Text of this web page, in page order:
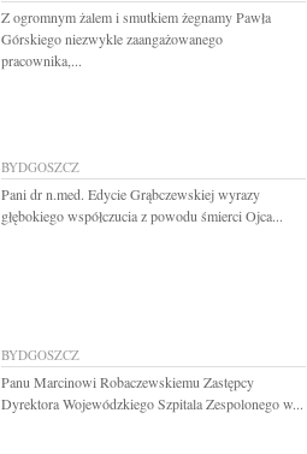
Z ogromnym żalem i smutkiem żegnamy Pawła
Górskiego niezwykle zaangażowanego
pracownika,...
BYDGOSZCZ
Pani dr n.med. Edycie Grąbczewskiej wyrazy
głębokiego współczucia z powodu śmierci Ojca...
BYDGOSZCZ
Panu Marcinowi Robaczewskiemu Zastępcy
Dyrektora Wojewódzkiego Szpitala Zespolonego w...